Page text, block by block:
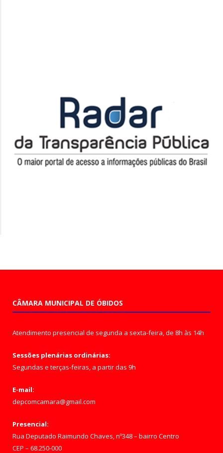
CÂMARA MUNICIPAL DE ÓBIDOS
Atendimento presencial de segunda a sexta-feira, de 8h às 14h
Sessões plenárias ordinárias:
Segundas e terças-feiras, a partir das 9h
E-mail:
depcomcamara@gmail.com
Presencial:
Rua Deputado Raimundo Chaves, nº348 – bairro Centro
CEP – 68.250-000